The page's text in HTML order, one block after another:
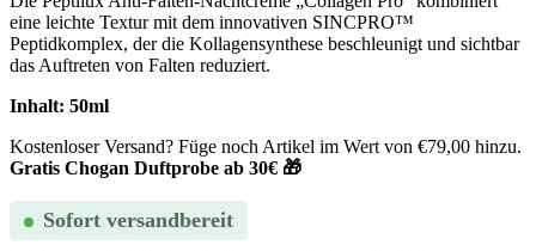
eine leichte Textur mit dem innovativen SINCPRO™
Peptidkomplex, der die Kollagensynthese beschleunigt und sichtbar
das Auftreten von Falten reduziert.
Inhalt: 50ml
Kostenloser Versand? Füge noch Artikel im Wert von €79,00 hinzu.
Gratis Chogan Duftprobe ab 30€ 🎁
Sofort versandbereit